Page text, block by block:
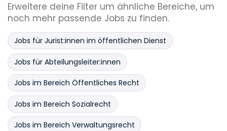
Erweitere deine Filter um ähnliche Bereiche, um
noch mehr passende Jobs zu finden.
Jobs für Jurist:innen im öffentlichen Dienst
Jobs für Abteilungsleiter:innen
Jobs im Bereich Öffentliches Recht
Jobs im Bereich Sozialrecht
Jobs im Bereich Verwaltungsrecht